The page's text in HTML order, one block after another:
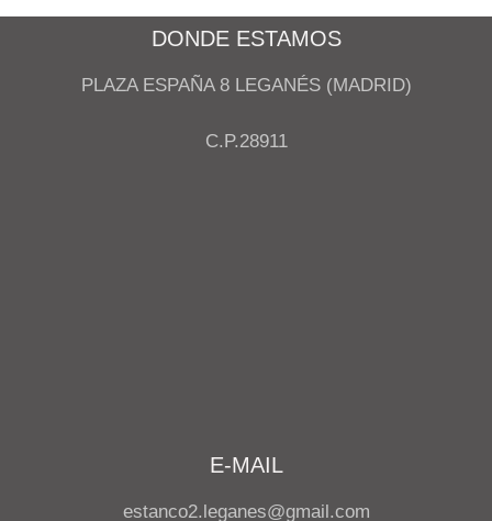
DONDE ESTAMOS
PLAZA ESPAÑA 8 LEGANÉS (MADRID)
C.P.28911
E-MAIL
estanco2.leganes@gmail.com